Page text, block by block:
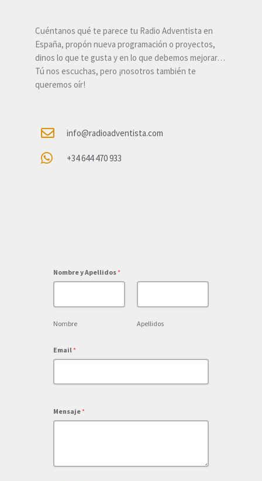
Cuéntanos qué te parece tu Radio Adventista en
España, propón nueva programación o proyectos,
dinos lo que te gusta y en lo que debemos mejorar…
Tú nos escuchas, pero ¡nosotros también te
queremos oír!
info@radioadventista.com
+34 644 470 933
Nombre y Apellidos*
Nombre Apellidos
Email *
Mensaje*